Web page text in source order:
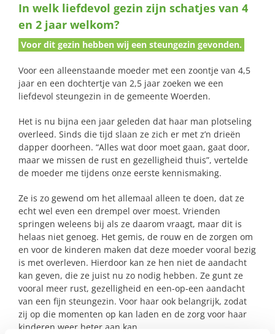
naar:
In welk liefdevol gezin zijn schatjes van 4
en 2 jaar welkom?
Voor dit gezin hebben wij een steungezin gevonden.
Voor een alleenstaande moeder met een zoontje van 4,5
jaar en een dochtertje van 2,5 jaar zoeken we een
liefdevol steungezin in de gemeente Woerden.
Het is nu bijna een jaar geleden dat haar man plotseling
overleed. Sinds die tijd slaan ze zich er met z’n drieën
dapper doorheen. “Alles wat door moet gaan, gaat door,
maar we missen de rust en gezelligheid thuis”, vertelde
de moeder me tijdens onze eerste kennismaking.
Ze is zo gewend om het allemaal alleen te doen, dat ze
echt wel even een drempel over moest. Vrienden
springen weleens bij als ze daarom vraagt, maar dit is
helaas niet genoeg. Het gemis, de rouw en de zorgen om
en voor de kinderen maken dat deze moeder vooral bezig
is met overleven. Hierdoor kan ze hen niet de aandacht
kan geven, die ze juist nu zo nodig hebben. Ze gunt ze
vooral meer rust, gezelligheid en een-op-een aandacht
van een fijn steungezin. Voor haar ook belangrijk, zodat
zij op die momenten op kan laden en de zorg voor haar
kinderen weer beter aan kan.